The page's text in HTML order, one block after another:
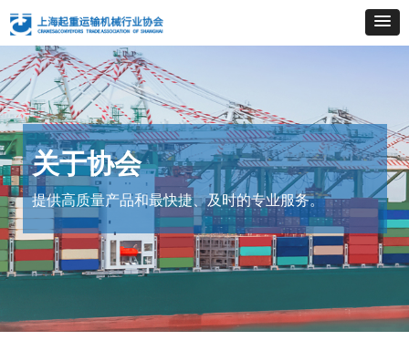
关于协会
提供高质量产品和最快捷、及时的专业服务。